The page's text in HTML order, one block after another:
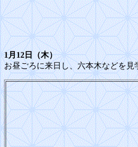
1月12日（木）
お昼ごろに来日し、六本木などを